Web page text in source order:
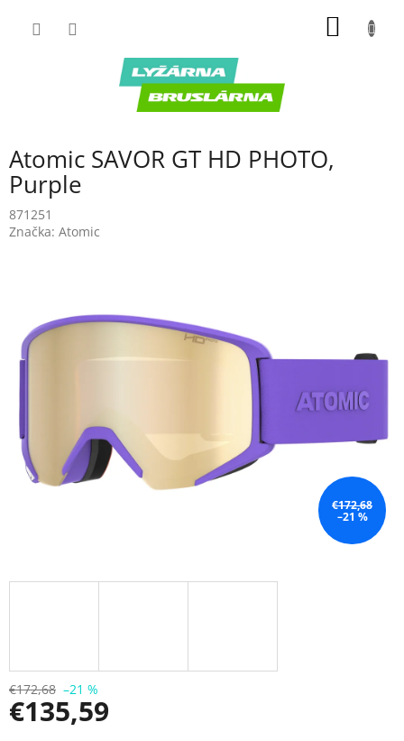
Atomic SAVOR GT HD PHOTO,
Purple
871251
Značka: Atomic
€172,68
–21 %
€172,68 –21 %
€135,59